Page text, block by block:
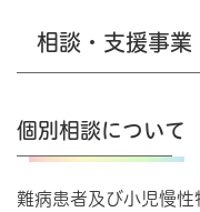
相談・支援事業
個別相談について
難病患者及び小児慢